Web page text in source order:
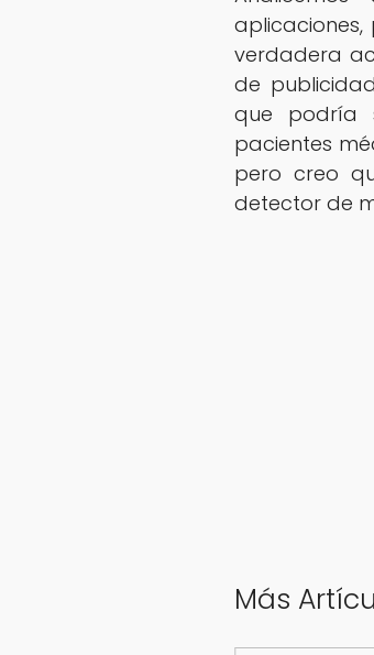
verdadera
de
que podría
pacientes
pero creo
detector de
Más